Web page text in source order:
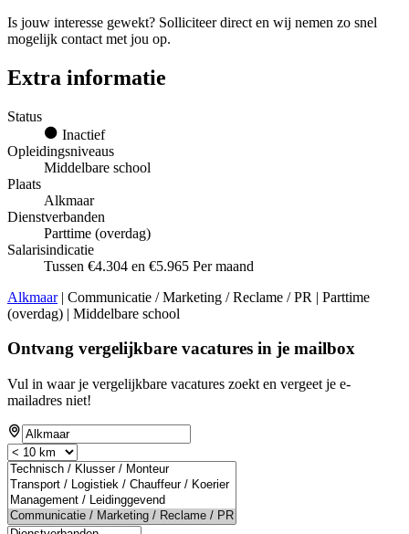
Is jouw interesse gewekt? Solliciteer direct en wij nemen zo snel
mogelijk contact met jou op.
Extra informatie
Status
Inactief
Opleidingsniveaus
Middelbare school
Plaats
Alkmaar
Dienstverbanden
Parttime (overdag)
Salarisindicatie
Tussen €4.304 en €5.965 Per maand
Alkmaar| Communicatie / Marketing / Reclame / PR | Parttime
(overdag) | Middelbare school
Ontvang vergelijkbare vacatures in je mailbox
Vul in waar je vergelijkbare vacatures zoekt en vergeet je e-
mailadres niet!